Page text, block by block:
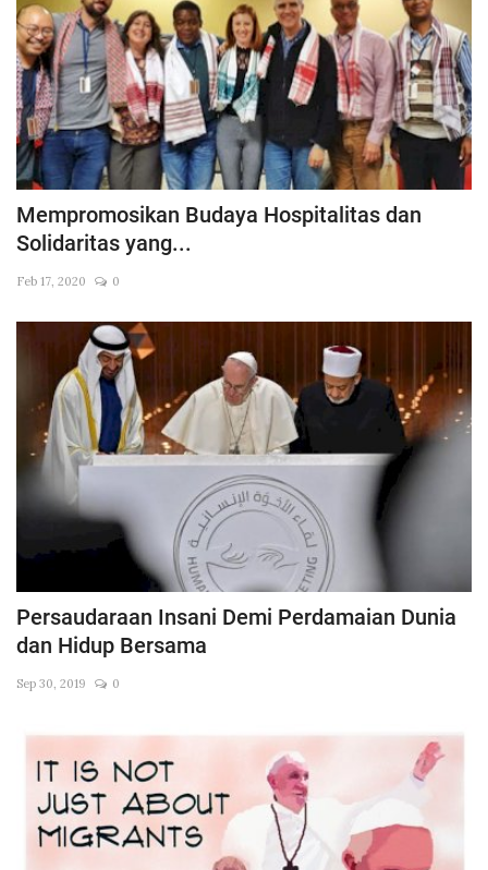
Mempromosikan Budaya Hospitalitas dan
Solidaritas yang...
Feb 17, 2020 0
Persaudaraan Insani Demi Perdamaian Dunia
dan Hidup Bersama
Sep 30, 2019 0